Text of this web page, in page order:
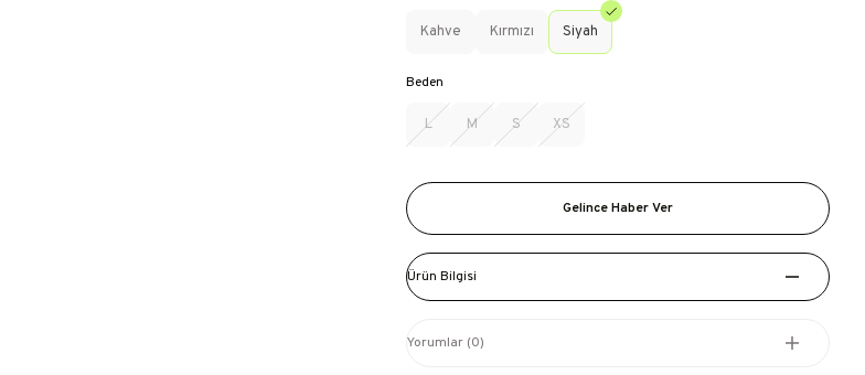
Kahve Kırmızı Siyah
Beden
L M S XS
Gelince Haber Ver
Ürün Bilgisi
Yorumlar (0)